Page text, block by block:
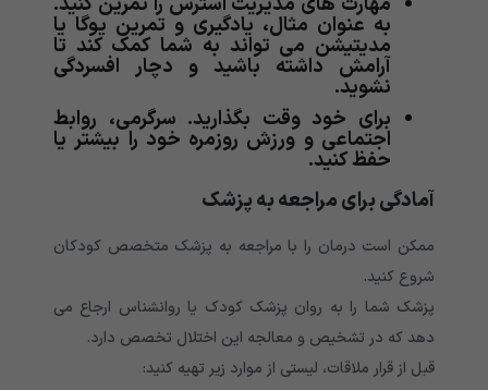
به عنوان مثال، یادگیری و تمرین یوگا یا
مدیتیشن می تواند به شما کمک کند تا
آرامش داشته باشید و دچار افسردگی
نشوید.
برای خود وقت بگذارید. سرگرمی، روابط
اجتماعی و ورزش روزمره خود را بیشتر یا
حفظ کنید.
آمادگی برای مراجعه به پزشک
ممکن است درمان را با مراجعه به پزشک متخصص کودکان
شروع کنید.
پزشک شما را به روان پزشک کودک یا روانشناس ارجاع می
دهد که در تشخیص و معالجه این اختلال تخصص دارد.
قبل از قرار ملاقات، لیستی از موارد زیر تهیه کنید: